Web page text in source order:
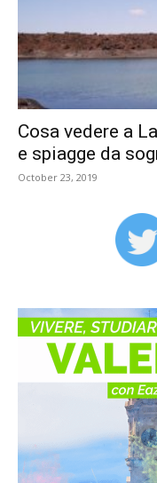
Cosa vedere a
e spiagge da
October 23, 2019